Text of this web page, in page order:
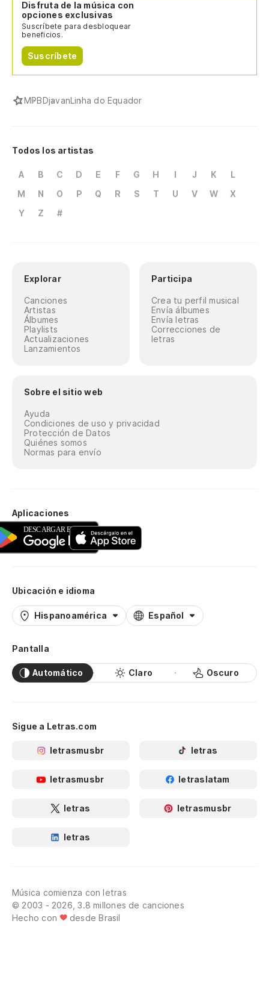
Disfruta de la música con
opciones exclusivas
Suscríbete para desbloquear
beneficios.
Suscríbete
MPBDjavanLinha do Equador
Todos los artistas
A B C D E F G H I J K
L
M
N O P Q R S T U V W
X
Y
Z #
Explorar
Canciones
Artistas
Álbumes
Playlists
Actualizaciones
Lanzamientos
Participa
Crea tu perfil musical
Envía álbumes
Envía letras
Correcciones de
letras
Sobre el sitio web
Ayuda
Condiciones de uso y privacidad
Protección de Datos
Quiénes somos
Normas para envío
Aplicaciones
Ubicación e idioma
Hispanoamérica Español
Pantalla
Automático Claro Oscuro
Sigue a Letras.com
letrasmusbr letras
letrasmusbr letraslatam
letras letrasmusbr
letras
Música comienza con letras
© 2003 - 2026, 3.8 millones de canciones
Hecho con
desde Brasil